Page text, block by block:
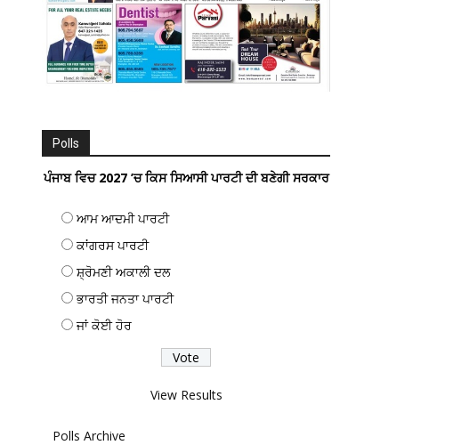
Polls
ਪੰਜਾਬ ਵਿਚ 2027 ’ਚ ਕਿਸ ਸਿਆਸੀ ਪਾਰਟੀ ਦੀ ਬਣੇਗੀ ਸਰਕਾਰ
ਆਮ ਆਦਮੀ ਪਾਰਟੀ
ਕਾਂਗਰਸ ਪਾਰਟੀ
ਸ਼੍ਰੋਮਣੀ ਅਕਾਲੀ ਦਲ
ਭਾਰਤੀ ਜਨਤਾ ਪਾਰਟੀ
ਜਾਂ ਕੋਈ ਹੋਰ
View Results
Polls Archive